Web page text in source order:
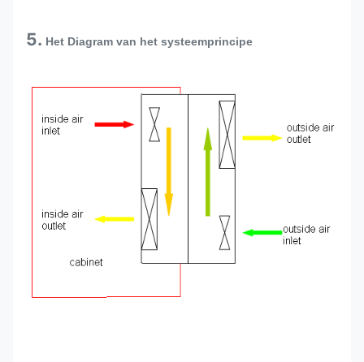
5. Het Diagram van het systeemprincipe